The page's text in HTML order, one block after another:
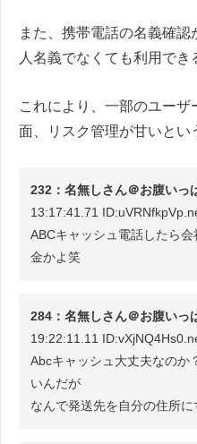
また、携帯電話の名義確
人名義でなくても利用でき
これにより、一部のユーザ
面、リスク管理が甘いとい
232：名無しさん＠お腹いっ
13:17:41.71
ABCキャッシュ電話したら
金かよ笑
284：名無しさん＠お腹いっ
19:22:11.11
Abcキャッシュ大丈夫なの
いんだが
なんで発送先を自分の住所